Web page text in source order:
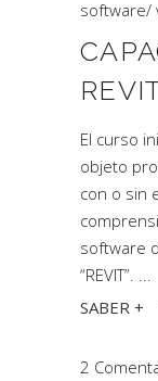
software/
El curso
objeto
con o sin
software
“REVIT”.
SABER +
2